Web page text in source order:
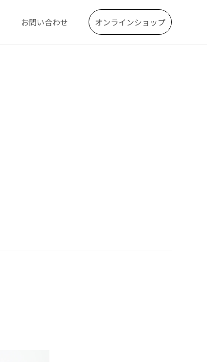
お問い合わせ オンラインショップ